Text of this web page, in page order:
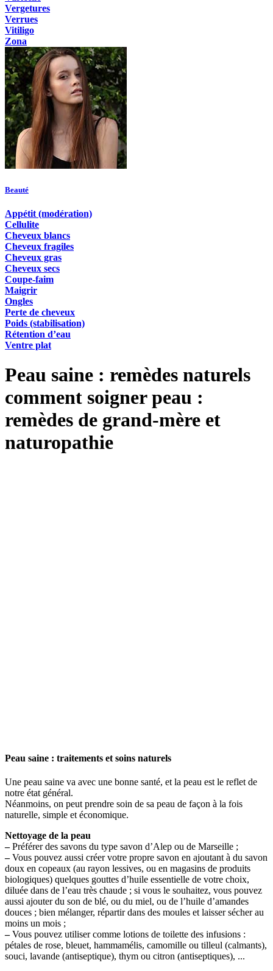
Vergetures
Verrues
Vitiligo
Zona
Beauté
Appétit (modération)
Cellulite
Cheveux blancs
Cheveux fragiles
Cheveux gras
Cheveux secs
Coupe-faim
Maigrir
Ongles
Perte de cheveux
Poids (stabilisation)
Rétention d’eau
Ventre plat
Peau saine : remèdes naturels
comment soigner peau :
remèdes de grand-mère et
naturopathie
Peau saine : traitements et soins naturels
Une peau saine va avec une bonne santé, et la peau est le reflet de
notre état général.
Néanmoins, on peut prendre soin de sa peau de façon à la fois
naturelle, simple et économique.
Nettoyage de la peau
–Préférer des savons du type savon d’Alep ou de Marseille ;
–Vous pouvez aussi créer votre propre savon en ajoutant à du savon
doux en copeaux (au rayon lessives, ou en magasins de produits
biologiques) quelques gouttes d’huile essentielle de votre choix,
diluée dans de l’eau très chaude ; si vous le souhaitez, vous pouvez
aussi ajouter du son de blé, ou du miel, ou de l’huile d’amandes
douces ; bien mélanger, répartir dans des moules et laisser sécher au
moins un mois ;
–Vous pouvez utiliser comme lotions de toilette des infusions :
pétales de rose, bleuet, hammamélis, camomille ou tilleul (calmants),
souci, lavande (antiseptique), thym ou citron (antiseptiques), ...